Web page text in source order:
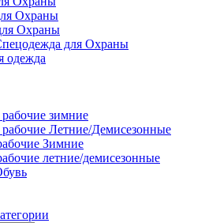
Охраны
Охраны
для Охраны
одежда
зимние
Летние/Демисезонные
Зимние
летние/демисезонные